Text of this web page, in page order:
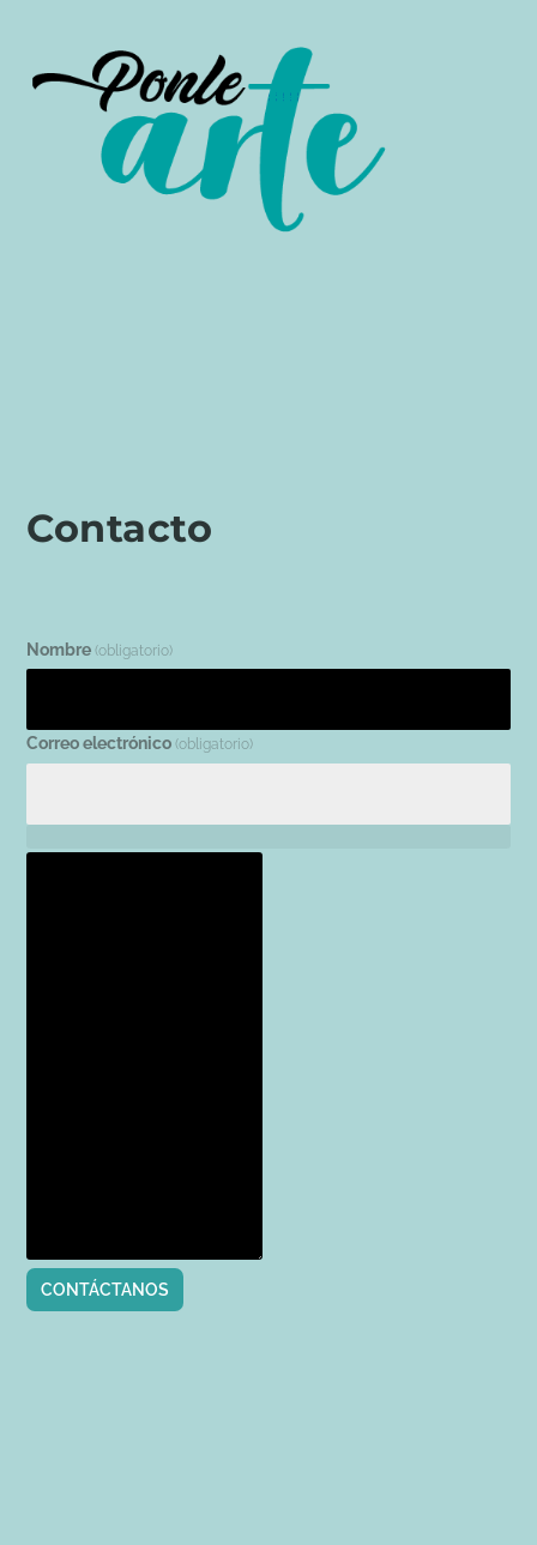
Contacto
Nombre (obligatorio)
Correo electrónico (obligatorio)
CONTÁCTANOS